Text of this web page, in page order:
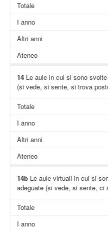
Totale
I anno
Altri anni
Ateneo
14Le aule in cui si sono
(si vede, si sente, si trova
Totale
I anno
Altri anni
Ateneo
14bLe aule virtuali in cui si
adeguate (si vede, si sente, ci
Totale
I anno